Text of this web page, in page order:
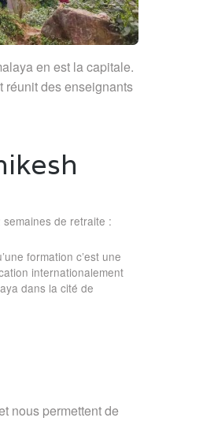
en est la capitale.
réunit des enseignants
de retraite :
formation c’est une
internationalement
dans la cité de
nous permettent de